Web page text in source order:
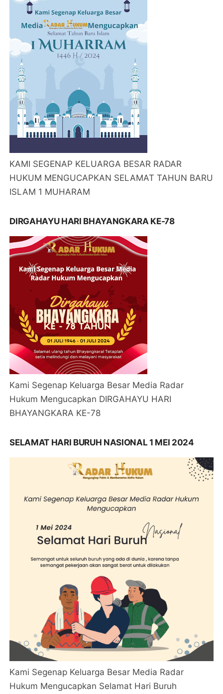
KAMI SEGENAP KELUARGA BESAR RADAR
HUKUM MENGUCAPKAN SELAMAT TAHUN BARU
ISLAM 1 MUHARAM
DIRGAHAYU HARI BHAYANGKARA KE-78
Kami Segenap Keluarga Besar Media Radar
Hukum Mengucapkan DIRGAHAYU HARI
BHAYANGKARA KE-78
SELAMAT HARI BURUH NASIONAL 1 MEI 2024
Kami Segenap Keluarga Besar Media Radar
Hukum Mengucapkan Selamat Hari Buruh